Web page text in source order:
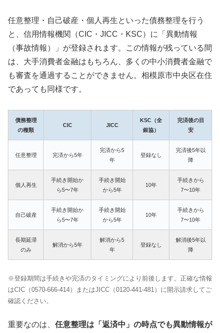
任意整理・自己破産・個人再生といった債務整理を行う
と、信用情報機関（CIC・JICC・KSC）に「異動情報
（事故情報）」が登録されます。この情報が残っている間
は、大手消費者金融はもちろん、多くの中小消費者金融で
も審査を通過することができません。相模原市中央区在住
であっても同様です。
債務整理
の種類
CIC JICC
KSC（全
銀協）
完済後の目
安
任意整理 完済から5年
完済から5
年
登録なし
完済後5年以
降
個人再生
手続き開始か
ら5〜7年
手続き開始
から5年
10年
手続きから
7〜10年
自己破産
手続き開始か
ら5〜7年
手続き開始
から5年
10年
手続きから
7〜10年
長期延滞
のみ
解消から5年
解消から5
年
登録なし
解消後5年以
降
※登録期間は手続きや完済のタイミングにより前後します。正確な情報
はCIC（0570-666-414）またはJICC（0120-441-481）に開示請求してご
確認ください。
重要なのは、 任意整理は「返済中」の時点でも異動情報が